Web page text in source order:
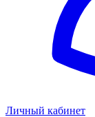
Личный кабинет